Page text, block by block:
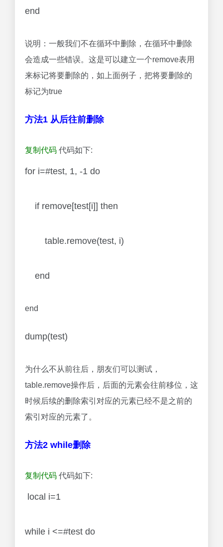
end
说明：一般我们不在循环中删除，在循环中删除
会造成一些错误。这是可以建立一个remove表用
来标记将要删除的，如上面例子，把将要删除的
标记为true
方法1 从后往前删除
复制代码 代码如下:
for i=#test, 1, -1 do
if remove[test[i]] then
table.remove(test, i)
end
end
dump(test)
为什么不从前往后，朋友们可以测试，
table.remove操作后，后面的元素会往前移位，这
时候后续的删除索引对应的元素已经不是之前的
索引对应的元素了。
方法2 while删除
复制代码 代码如下:
local i=1
while i <=#test do